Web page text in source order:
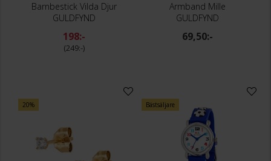
Barnbestick Vilda Djur
GULDFYND
198:-
249:-
Armband Mille
GULDFYND
69,50:-
20% Bästsäljare